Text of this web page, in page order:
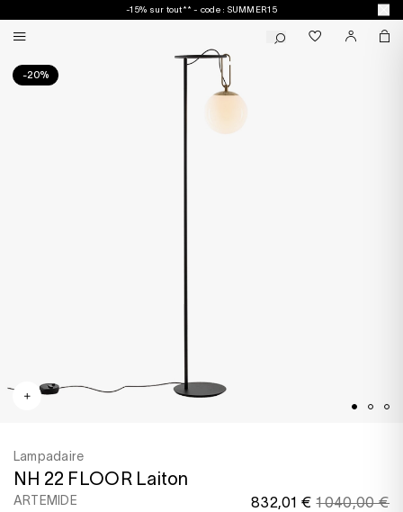
-15% sur tout** - code : SUMMER15
-20%
Lampadaire
NH 22 FLOOR Laiton
ARTEMIDE 832,01 €1 040,00 €